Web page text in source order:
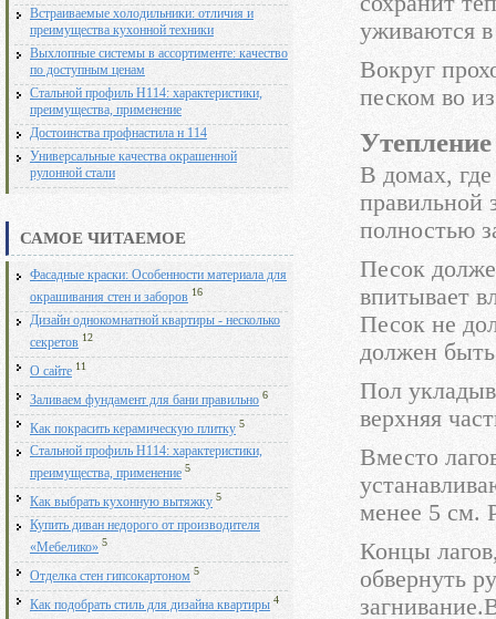
Встраиваемые холодильники: отличия и
преимущества кухонной техники
Выхлопные системы в ассортименте: качество
по доступным ценам
Стальной профиль Н114: характеристики,
преимущества, применение
Достоинства профнастила н 114
Универсальные качества окрашенной
рулонной стали
САМОЕ ЧИТАЕМОЕ
Фасадные краски: Особенности материала для
окрашивания стен и заборов 16
Дизайн однокомнатной квартиры - несколько
секретов 12
О сайте 11
Заливаем фундамент для бани правильно 6
Как покрасить керамическую плитку 5
Стальной профиль Н114: характеристики,
преимущества, применение 5
Как выбрать кухонную вытяжку 5
Купить диван недорого от производителя
«Мебелико» 5
Отделка стен гипсокартоном 5
Как подобрать стиль для дизайна квартиры 4
уживаются
Вокруг
песком во
В домах,
правильной
полностью
Песок
впитывает
Песок не
должен
Пол
верхняя
Вместо
менее 5 см.
Концы
обвернуть